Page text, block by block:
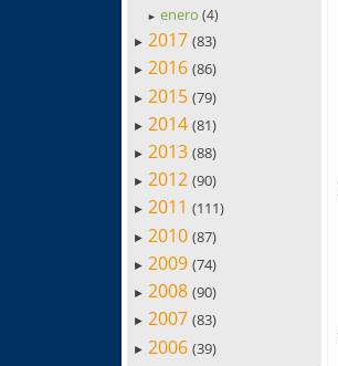
► enero(4)
► 2017 (83)
► 2016 (86)
► 2015 (79)
► 2014 (81)
► 2013 (88)
► 2012 (90)
► 2011 (111)
► 2010 (87)
► 2009 (74)
► 2008 (90)
► 2007 (83)
► 2006 (39)